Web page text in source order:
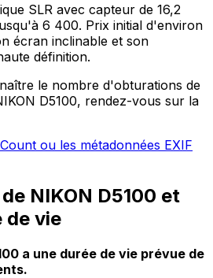
SLR avec capteur de 16,2
6 400. Prix initial d'environ
écran inclinable et son
définition.
le nombre d'obturations de
D5100, rendez-vous sur la
ou les métadonnées EXIF
NIKON D5100 et
de vie
a une durée de vie prévue de